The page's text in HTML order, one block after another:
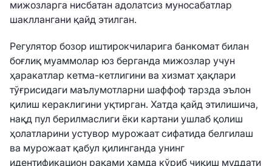
мижозларга нисбатан адолатсиз муносабатлар
шакллангани қайд этилган.
Регулятор бозор иштирокчиларига банкомат билан
боғлиқ муаммолар юз берганда мижозлар учун
ҳаракатлар кетма-кетлигини ва хизмат ҳақлари
тўғрисидаги маълумотларни шаффоф тарзда эълон
қилиш кераклигини уқтирган. Хатда қайд этилишича,
нақд пул берилмаслиги ёки картани ушлаб қолиш
ҳолатларини устувор мурожаат сифатида белгилаш
ва мурожаат қабул қилинганда унинг
идентификацион рақами ҳамда кўриб чиқиш муддати